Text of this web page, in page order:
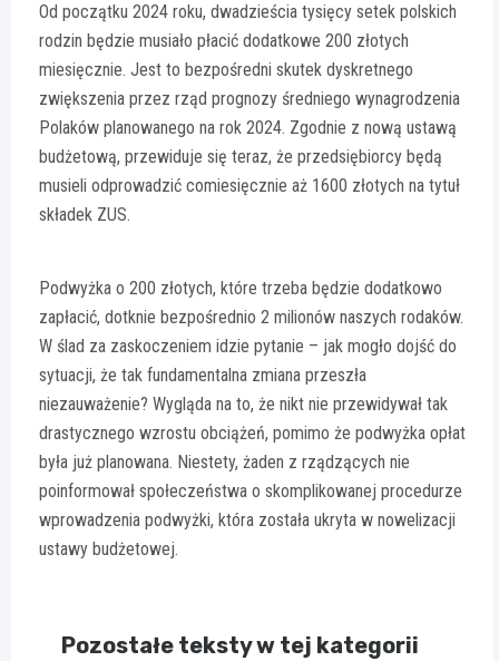
Od początku 2024 roku, dwadzieścia tysięcy setek polskich
rodzin będzie musiało płacić dodatkowe 200 złotych
miesięcznie. Jest to bezpośredni skutek dyskretnego
zwiększenia przez rząd prognozy średniego wynagrodzenia
Polaków planowanego na rok 2024. Zgodnie z nową ustawą
budżetową, przewiduje się teraz, że przedsiębiorcy będą
musieli odprowadzić comiesięcznie aż 1600 złotych na tytuł
składek ZUS.
Podwyżka o 200 złotych, które trzeba będzie dodatkowo
zapłacić, dotknie bezpośrednio 2 milionów naszych rodaków.
W ślad za zaskoczeniem idzie pytanie – jak mogło dojść do
sytuacji, że tak fundamentalna zmiana przeszła
niezauważenie? Wygląda na to, że nikt nie przewidywał tak
drastycznego wzrostu obciążeń, pomimo że podwyżka opłat
była już planowana. Niestety, żaden z rządzących nie
poinformował społeczeństwa o skomplikowanej procedurze
wprowadzenia podwyżki, która została ukryta w nowelizacji
ustawy budżetowej.
Pozostałe teksty w tej kategorii